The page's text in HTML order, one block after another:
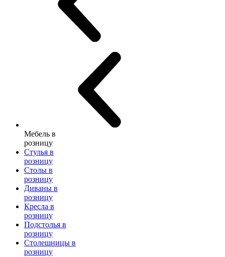
Мебель в
розницу
Стулья в
розницу
Столы в
розницу
Диваны в
розницу
Кресла в
розницу
Подстолья в
розницу
Столешницы в
розницу